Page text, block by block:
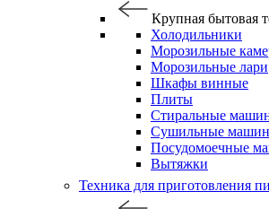
Крупная бытовая
Холодильники
Морозильные
Морозильные лари
Шкафы винные
Плиты
Стиральные
Сушильные
Посудомоечные
Вытяжки
Техника для приготовления